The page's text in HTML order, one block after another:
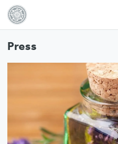
sisu
Natura
Siberica
Estonia
Press